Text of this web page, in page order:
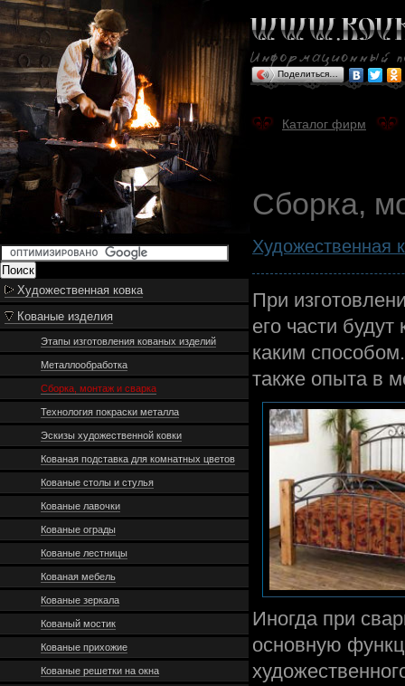
Художественная ковка
Кованые изделия
Этапы изготовления кованых изделий
Металлообработка
Сборка, монтаж и сварка
Технология покраски металла
Эскизы художественной ковки
Кованая подставка для комнатных цветов
Кованые столы и стулья
Кованые лавочки
Кованые ограды
Кованые лестницы
Кованая мебель
Кованые зеркала
Кованый мостик
Кованые прихожие
Кованые решетки на окна
Поделиться…
Каталог фирм
Сборка,
Художественная
При
его части
каким
также опыта в
Иногда при
основную